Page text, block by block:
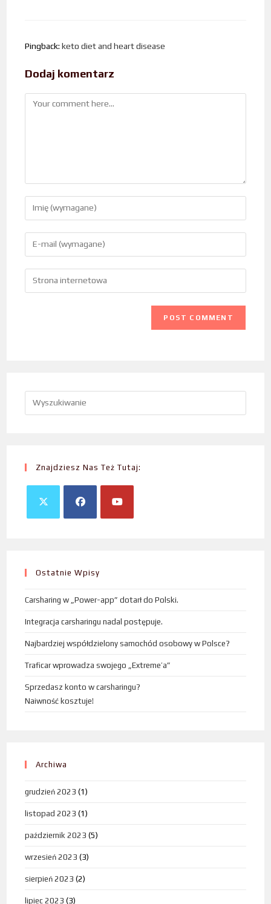
Pingback:keto diet and heart disease
Dodaj komentarz
Znajdziesz Nas Też Tutaj:
Ostatnie Wpisy
Carsharing w „Power-app” dotarł do Polski.
Integracja carsharingu nadal postępuje.
Najbardziej współdzielony samochód osobowy w Polsce?
Traficar wprowadza swojego „Extreme’a”
Sprzedasz konto w carsharingu?
Naiwność kosztuje!
Archiwa
grudzień 2023 (1)
listopad 2023 (1)
październik 2023 (5)
wrzesień 2023 (3)
sierpień 2023 (2)
lipiec 2023 (3)